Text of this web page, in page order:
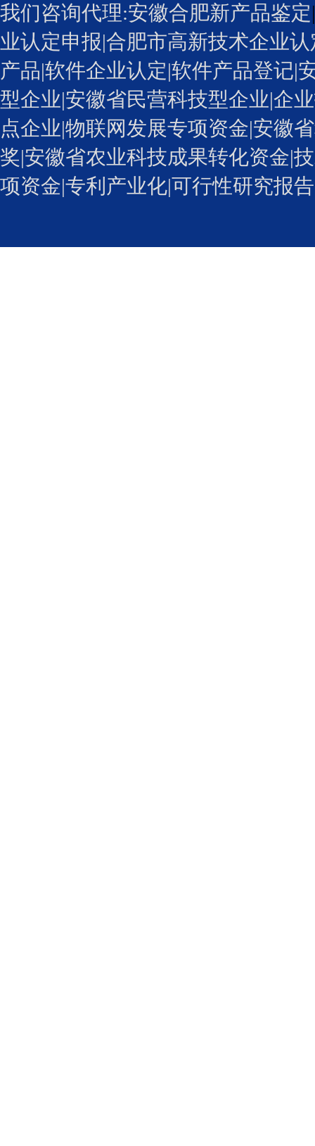
我们咨询代理:安徽合肥新产品鉴定|
业认定申报|合肥市高新技术企业
产品|软件企业认定|软件产品登记|
型企业|安徽省民营科技型企业|企
点企业|物联网发展专项资金|安徽
奖|安徽省农业科技成果转化资金|
项资金|专利产业化|可行性研究报告